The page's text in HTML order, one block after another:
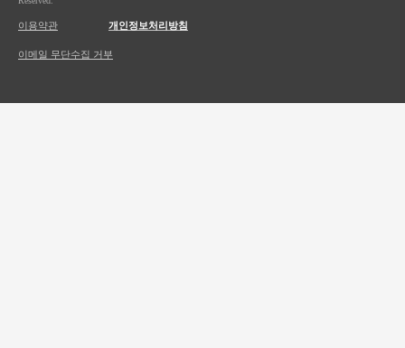
이용약관 개인정보처리방침
이메일 무단수집 거부